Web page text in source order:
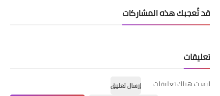
قد تُعجبك هذه المشاركات
تعليقات
ليست هناك تعليقات
إرسال تعليق